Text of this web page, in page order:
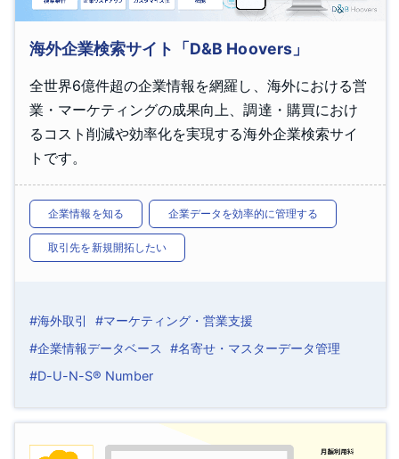
海外企業検索サイト「D&B Hoovers」
全世界6億件超の企業情報を網羅し、海外における営
業・マーケティングの成果向上、調達・購買におけ
るコスト削減や効率化を実現する海外企業検索サイ
トです。
企業情報を知る 企業データを効率的に管理する
取引先を新規開拓したい
#海外取引
#マーケティング・営業支援
#企業情報データベース
#名寄せ・マスターデータ管理
#D-U-N-S® Number